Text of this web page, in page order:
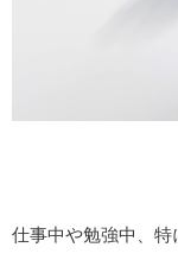
仕事中や勉強中、特